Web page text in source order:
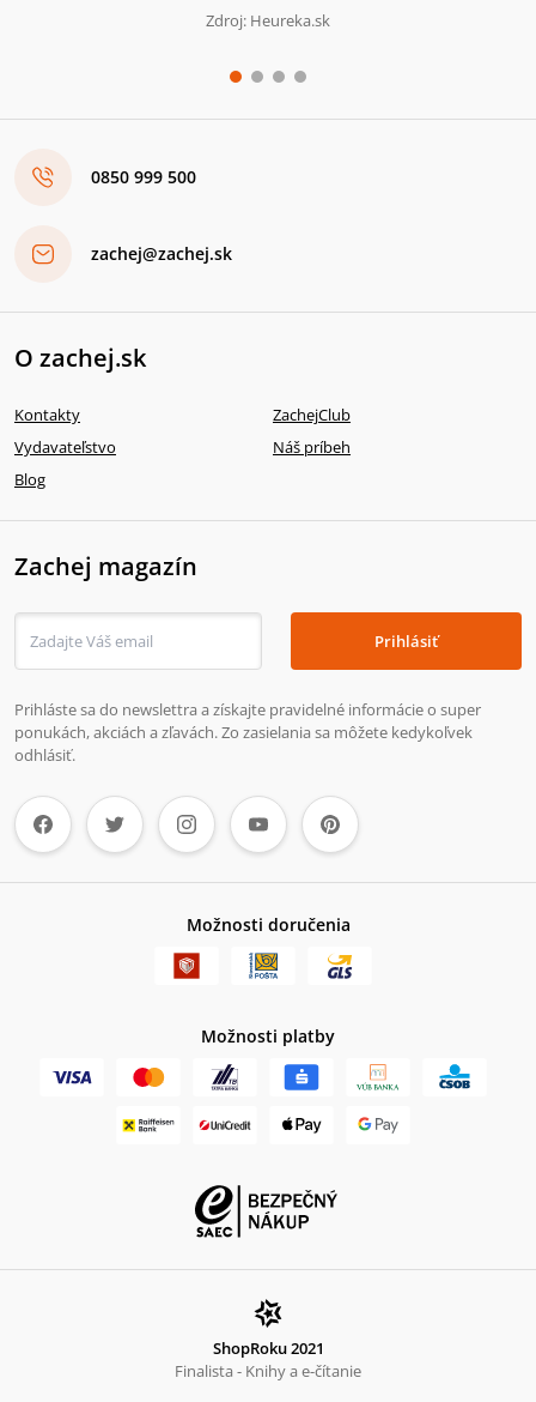
Zdroj: Heureka.sk
0850 999 500
zachej@zachej.sk
O zachej.sk
Kontakty
ZachejClub
Vydavateľstvo
Náš príbeh
Blog
Zachej magazín
Prihlásiť
Prihláste sa do newslettra a získajte pravidelné informácie o super
ponukách, akciách a zľavách. Zo zasielania sa môžete kedykoľvek
odhlásiť.
Možnosti doručenia
Možnosti platby
ShopRoku 2021
Finalista - Knihy a e-čítanie